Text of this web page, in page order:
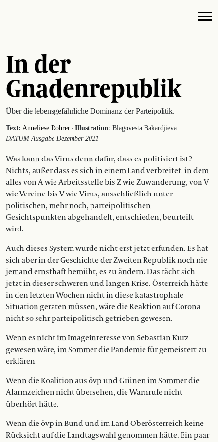
In der
Gnadenrepublik
Über die lebensgefährliche Dominanz der Parteipolitik.
Text: Anneliese Rohrer · Illustration: Blagovesta Bakardjieva
DATUM Ausgabe Dezember 2021
Was kann das Virus denn dafür, dass es politisiert ist?
Nichts, außer dass es sich in einem Land verbreitet, in dem
alles von A wie Arbeitsstelle bis Z wie Zuwanderung, von V
wie Vereine bis V wie Virus, ausschließlich unter
politischen, mehr noch, parteipolitischen
Gesichtspunkten abgehandelt, entschieden, beurteilt
wird.
Auch dieses System wurde nicht erst jetzt erfunden. Es hat
sich aber in der Geschichte der Zweiten Republik noch nie
jemand ernsthaft bemüht, es zu ändern. Das rächt sich
jetzt in dieser schweren und langen Krise. Österreich hätte
in den letzten Wochen nicht in diese katastrophale
Situation geraten müssen, wäre die Reaktion auf Corona
nicht so sehr parteipolitisch getrieben gewesen.
Wenn es nicht im Imageinteresse von Sebastian Kurz
gewesen wäre, im Sommer die Pandemie für gemeistert zu
erklären.
Wenn die Koalition aus övp und Grünen im Sommer die
Alarmzeichen nicht übersehen, die Warnrufe nicht
überhört hätte.
Wenn die övp in Bund und im Land Oberösterreich keine
Rücksicht auf die Landtagswahl genommen hätte. Ein paar